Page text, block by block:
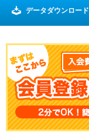
データダウンロード